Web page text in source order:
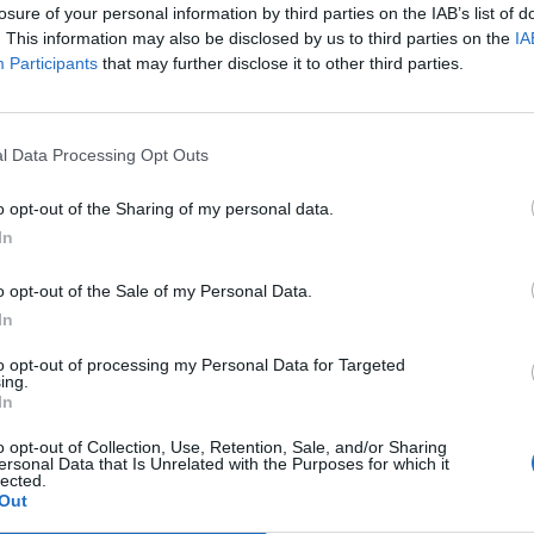
of your personal information by third parties on the IAB’s list of
This information may also be disclosed by us to third parties on the
Participants that may further disclose it to other third parties.
Data Processing Opt Outs
opt-out of the Sharing of my personal data.
opt-out of the Sale of my Personal Data.
opt-out of processing my Personal Data for Targeted
opt-out of Collection, Use, Retention, Sale, and/or Sharing
Data that Is Unrelated with the Purposes for which it
– árulták el amerikai tisztviselők a
küldött az Egyesült Államoknak, ennek a lényege az,
tisztviselő, Donald Trump amerikai elnökre...
portfolio.hu hírarchívumához tartozik, melynek olvasása
cikkarchívum
elmúlt 2 év napon belüli
Előfizetés